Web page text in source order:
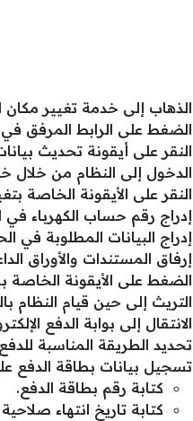
الذهاب إلى خدمة تغيير مكان
الضغط على الرابط المرفق
النقر على أيقونة تحديث
الدخول إلى النظام من خلال
النقر على الأيقونة الخاصة
إدراج رقم حساب الكهرباء
إدراج البيانات المطلوبة في
إرفاق المستندات والأوراق
الضغط على الأيقونة الخاصة
التريث إلى حين قيام النظام
الانتقال إلى بوابة الدفع
تحديد الطريقة المناسبة
تسجيل بيانات بطاقة الدفع
كتابة رقم بطاقة الدفع.
كتابة تاريخ انتهاء